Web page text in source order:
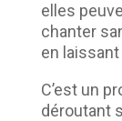
elles
chanter
en laissant
C’est un
déroutant